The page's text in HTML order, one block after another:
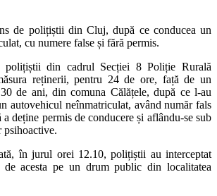
de polițiștii din Cluj, după ce conducea un
cu numere false și fără permis.
din cadrul Secției 8 Poliție Rurală
reținerii, pentru 24 de ore, față de un
de ani, din comuna Călățele, după ce l-au
autovehicul neînmatriculat, având număr fals
deține permis de conducere și aflându-se sub
psihoactive.
în jurul orei 12.10, polițiștii au interceptat
de acesta pe un drum public din localitatea